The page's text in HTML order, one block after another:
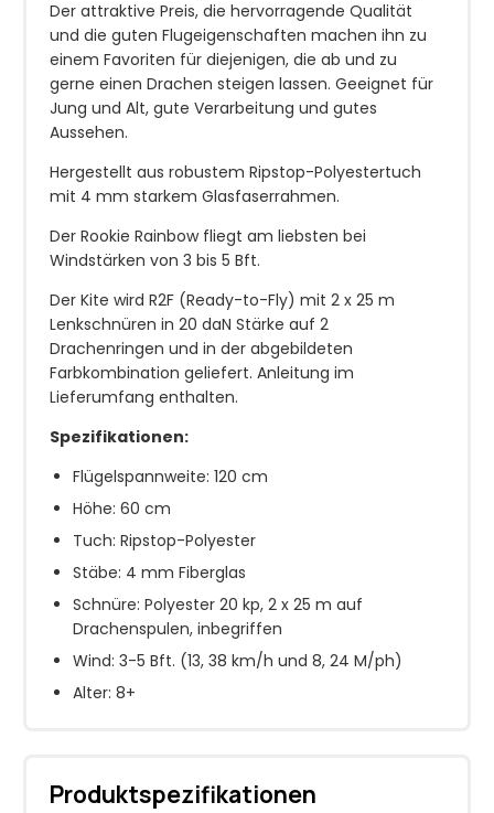
Der attraktive Preis, die hervorragende Qualität
und die guten Flugeigenschaften machen ihn zu
einem Favoriten für diejenigen, die ab und zu
gerne einen Drachen steigen lassen. Geeignet für
Jung und Alt, gute Verarbeitung und gutes
Aussehen.
Hergestellt aus robustem Ripstop-Polyestertuch
mit 4 mm starkem Glasfaserrahmen.
Der Rookie Rainbow fliegt am liebsten bei
Windstärken von 3 bis 5 Bft.
Der Kite wird R2F (Ready-to-Fly) mit 2 x 25 m
Lenkschnüren in 20 daN Stärke auf 2
Drachenringen und in der abgebildeten
Farbkombination geliefert. Anleitung im
Lieferumfang enthalten.
Spezifikationen:
Flügelspannweite: 120 cm
Höhe: 60 cm
Tuch: Ripstop-Polyester
Stäbe: 4 mm Fiberglas
Schnüre: Polyester 20 kp, 2 x 25 m auf
Drachenspulen, inbegriffen
Wind: 3-5 Bft. (13, 38 km/h und 8, 24 M/ph)
Alter: 8+
Produktspezifikationen